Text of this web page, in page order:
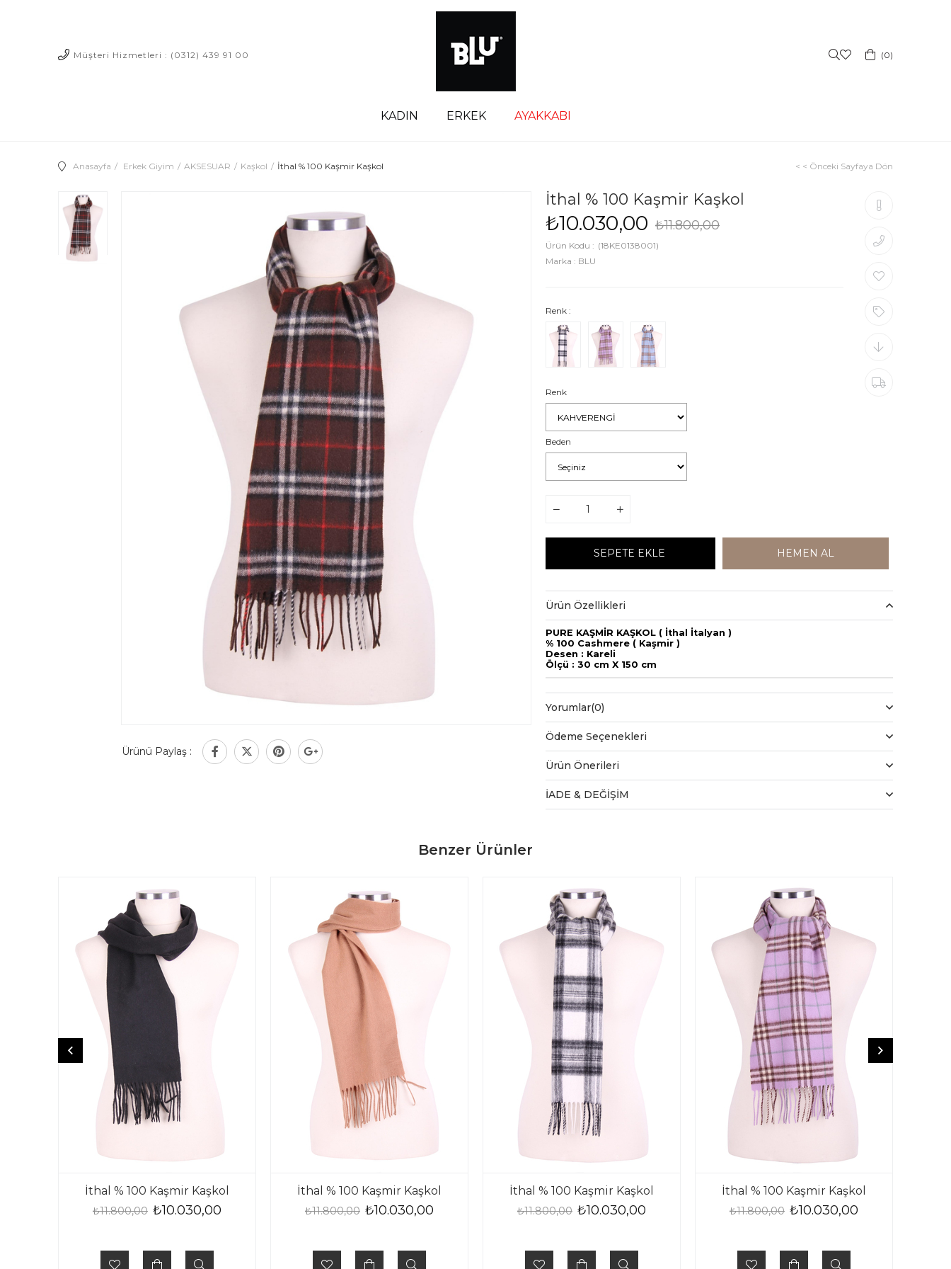
Müşteri Hizmetleri : (0312) 439 91 00 0
KADIN ERKEK AYAKKABI
Anasayfa Erkek Giyim AKSESUAR Kaşkol İthal % 100 Kaşmir Kaşkol < < Önceki Sayfaya Dön
Ürünü Paylaş :
İthal % 100 Kaşmir Kaşkol
₺11.800,00
₺10.030,00
(18KE0138001)
Marka : BLU
Renk :
Renk
Beden
Ürün Özellikleri
PURE KAŞMİR KAŞKOL ( İthal İtalyan )
% 100 Cashmere ( Kaşmir )
Desen : Kareli
Ölçü : 30 cm X 150 cm
Yorumlar(0)
Ödeme Seçenekleri
Ürün Önerileri
İADE & DEĞİŞİM
Benzer Ürünler
İthal % 100 Kaşmir Kaşkol
₺10.030,00
₺11.800,00
İthal % 100 Kaşmir Kaşkol
₺10.030,00
₺11.800,00
İthal % 100 Kaşmir Kaşkol
₺10.030,00
₺11.800,00
İthal % 100 Kaşmir Kaşkol
₺10.030,00
₺11.800,00